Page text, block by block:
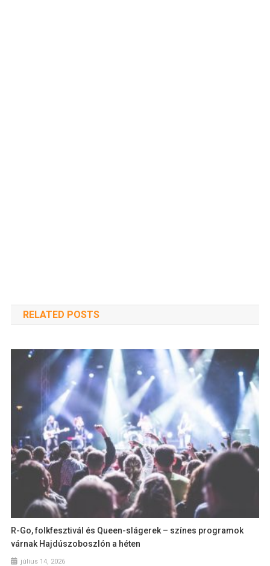
RELATED POSTS
R-Go, folkfesztivál és Queen-slágerek – színes programok
várnak Hajdúszoboszlón a héten
július 14, 2026